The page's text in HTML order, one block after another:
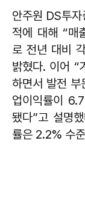
안주원 DS투
적에 대해 “매
로 전년 대비
밝혔다. 이어 “
하면서 발전 부
업이익률이
됐다”고 설명
률은 2.2% 수